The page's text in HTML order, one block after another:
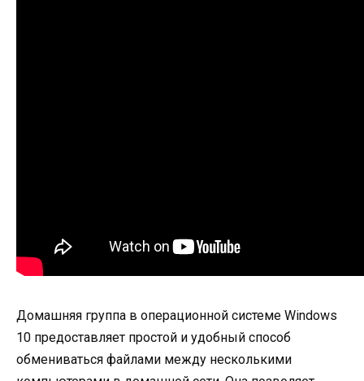
Домашняя группа в операционной системе Windows
10 предоставляет простой и удобный способ
обмениваться файлами между несколькими